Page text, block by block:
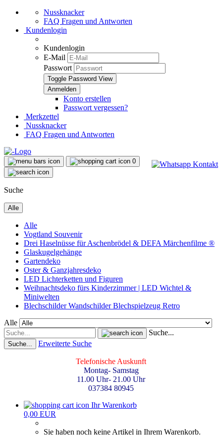
Nussknacker
FAQ Fragen und Antworten
Kundenlogin
Kundenlogin
E-Mail
Passwort
Toggle Password View
Konto erstellen
Passwort vergessen?
Merkzettel
Nussknacker
FAQ Fragen und Antworten
0
Suche
Alle
Alle
Vogtland Souvenir
Drei Haselnüsse für Aschenbrödel & DEFA Märchenfilme ®
Glaskugelgehänge
Gartendeko
Oster & Ganzjahresdeko
LED Lichterketten und Figuren
Weihnachtsdeko fürs Kinderzimmer | LED Wichtel &
Miniwelten
Blechschilder Wandschilder Blechspielzeug Retro
Alle
Suche...
Suche... Erweiterte Suche
Telefonische Auskunft
Montag- Samstag
11.00 Uhr- 21.00 Uhr
037384 80945
Ihr Warenkorb
0,00 EUR
Sie haben noch keine Artikel in Ihrem Warenkorb.